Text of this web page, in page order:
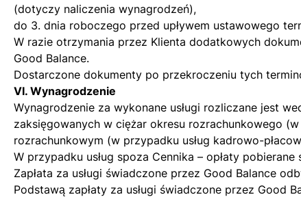
(dotyczy naliczenia wynagrodzeń),
do 3. dnia roboczego przed upływem ustawowego
W razie otrzymania przez Klienta dodatkowych
Good Balance.
Dostarczone dokumenty po przekroczeniu tych
VI. Wynagrodzenie
Wynagrodzenie za wykonane usługi rozliczane jest
zaksięgowanych w ciężar okresu rozrachunkowego
rozrachunkowym (w przypadku usług kadrowo-
W przypadku usług spoza Cennika – opłaty
Zapłata za usługi świadczone przez Good Balance
Podstawą zapłaty za usługi świadczone przez Good